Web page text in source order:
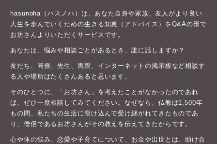
hasunoha（ハスノハ）は、あなた自身や家族、友人がより良い
人生を歩んでいくための生きる知恵（アドバイス）をQ&Aの形で
お坊さんよりいただくサービスです。
あなたは、悩みや相談ごとがあるとき、誰に話しますか？
友だち、同僚、先生、両親、インターネットの掲示板など相談す
る人や場所はたくさんあると思います。
そのひとつに、「お坊さん」を考えたことがなかったのであれ
ば、ぜひ一度相談してみてください。なぜなら、仏教は1,500年
もの間、私たちの生活に溶け込んで受け継がれてきたものであ
り、僧侶であるお坊さんがその教えを伝えてきたからです。
心や体の悩み、恋愛や子育てについて、お金や出世とは、助け合